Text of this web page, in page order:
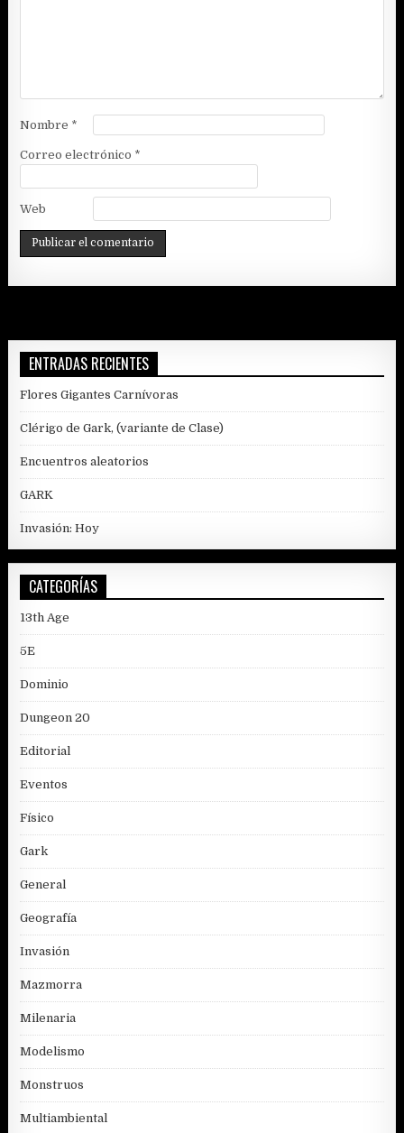
Nombre *
Correo electrónico *
Web
ENTRADAS RECIENTES
Flores Gigantes Carnívoras
Clérigo de Gark, (variante de Clase)
Encuentros aleatorios
GARK
Invasión: Hoy
CATEGORÍAS
13th Age
5E
Dominio
Dungeon 20
Editorial
Eventos
Físico
Gark
General
Geografía
Invasión
Mazmorra
Milenaria
Modelismo
Monstruos
Multiambiental